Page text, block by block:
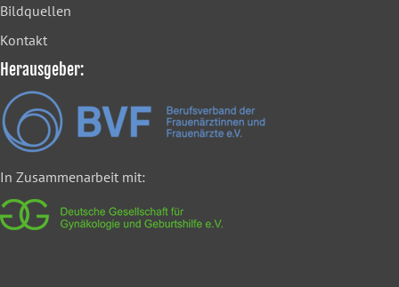
Bildquellen
Kontakt
Herausgeber:
In Zusammenarbeit mit: